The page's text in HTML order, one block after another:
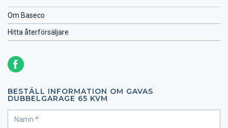
Om Baseco
Hitta återförsäljare
BESTÄLL INFORMATION OM GAVAS
DUBBELGARAGE 65 KVM